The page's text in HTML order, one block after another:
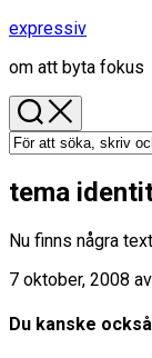
Hoppa
innehåll
expressiv
om att byta fokus
tema
Nu finns några
7 oktober, 2008 av
Du kanske